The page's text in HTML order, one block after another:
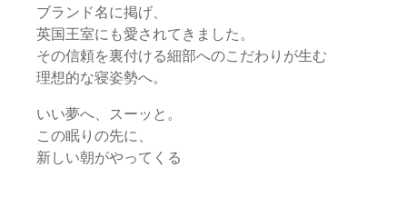
ブランド名に掲げ、
英国王室にも愛されてきました。
その信頼を裏付ける細部へのこだわりが生む
理想的な寝姿勢へ。
いい夢へ、スーッと。
この眠りの先に、
新しい朝がやってくる